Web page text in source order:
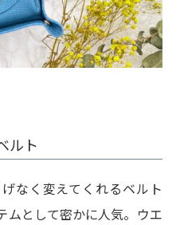
ルト
なく変えてくれるベルト
ムとして密かに人気。ウエ